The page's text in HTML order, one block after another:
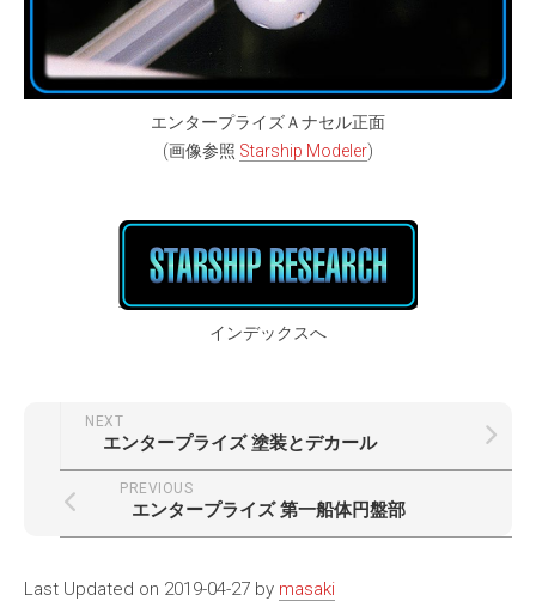
エンタープライズＡナセル正面
(画像参照 Starship Modeler)
インデックスへ
NEXT
エンタープライズ 塗装とデカール
PREVIOUS
エンタープライズ 第一船体円盤部
Last Updated on 2019-04-27 by masaki